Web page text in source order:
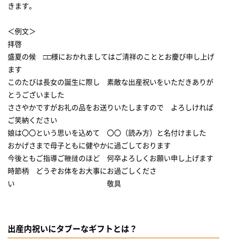
きます。
＜例文＞
拝啓
盛夏の候 □□様におかれましてはご清祥のこととお慶び申し上げ
ます
このたびは長女の誕生に際し 素敵な出産祝いをいただきありが
とうございました
ささやかですがお礼の品をお送りいたしますので よろしければ
ご笑納ください
娘は〇〇という思いを込めて 〇〇（読み方）と名付けました
おかげさまで母子ともに健やかに過ごしております
今後ともご指導ご鞭撻のほど 何卒よろしくお願い申し上げます
時節柄 どうぞお体をお大事にお過ごしくださ
い 敬具
出産内祝いにタブーなギフトとは？